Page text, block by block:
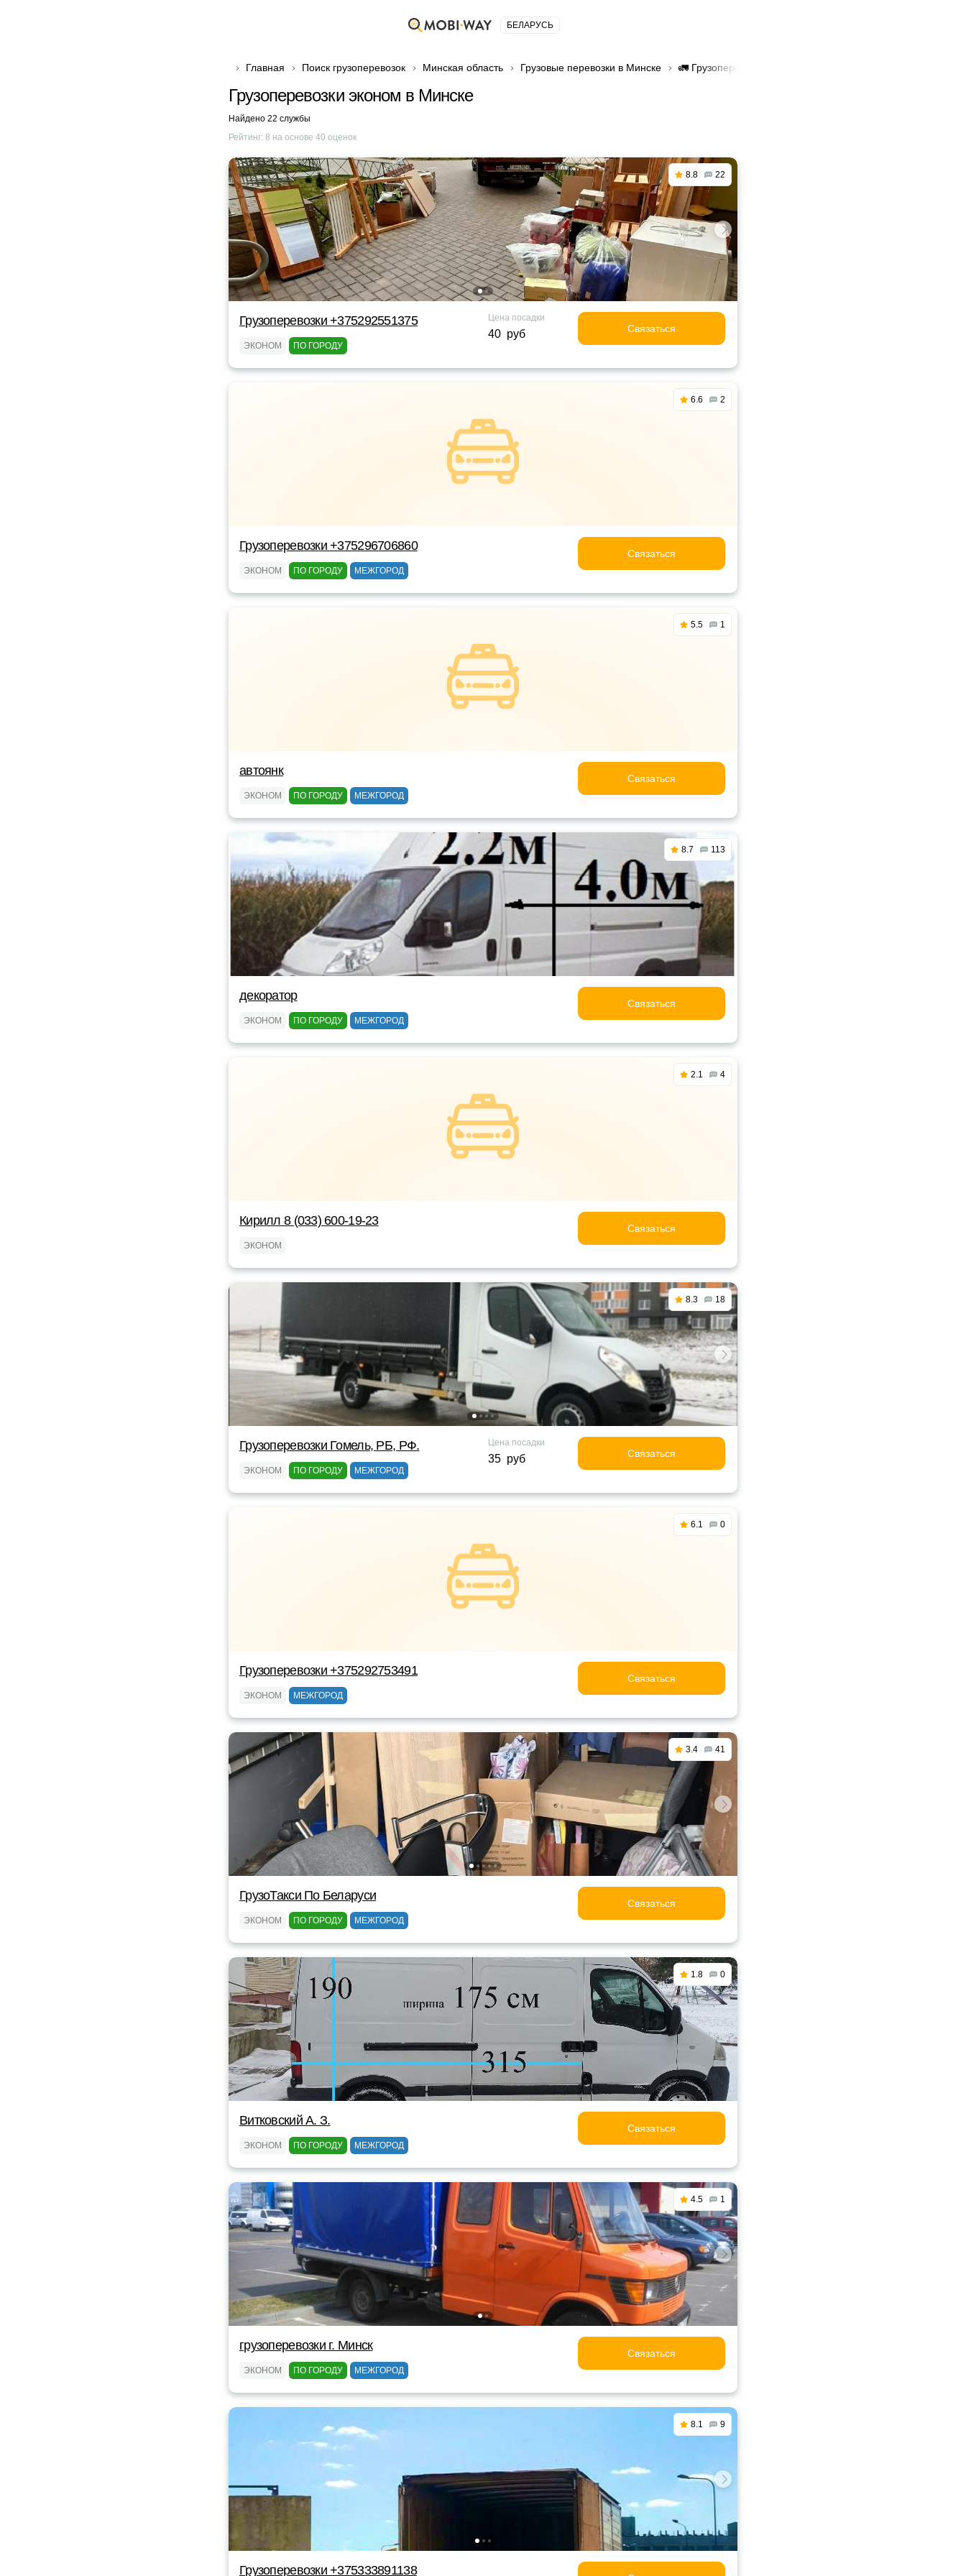
БЕЛАРУСЬ
Главная Поиск грузоперевозок Минская область Грузовые перевозки в Минске 🚛 Грузоперевозки эконом в Минске
Грузоперевозки эконом в Минске
Найдено 22 службы
Рейтинг: 8 на основе 40 оценок
8.8 22
Грузоперевозки +375292551375
ЭКОНОМ ПО ГОРОДУ
Цена посадки
40 руб Связаться
6.6 2
Грузоперевозки +375296706860
ЭКОНОМ ПО ГОРОДУ МЕЖГОРОД
Связаться
5.5 1
автоянк
ЭКОНОМ ПО ГОРОДУ МЕЖГОРОД
Связаться
8.7 113
декоратор
ЭКОНОМ ПО ГОРОДУ МЕЖГОРОД
Связаться
2.1 4
Кирилл 8 (033) 600-19-23
ЭКОНОМ
Связаться
8.3 18
Грузоперевозки Гомель, РБ, РФ.
ЭКОНОМ ПО ГОРОДУ МЕЖГОРОД
Цена посадки
35 руб Связаться
6.1 0
Грузоперевозки +375292753491
ЭКОНОМ МЕЖГОРОД
Связаться
3.4 41
ГрузоТакси По Беларуси
ЭКОНОМ ПО ГОРОДУ МЕЖГОРОД
Связаться
1.8 0
Витковский А. З.
ЭКОНОМ ПО ГОРОДУ МЕЖГОРОД
Связаться
4.5 1
грузоперевозки г. Минск
ЭКОНОМ ПО ГОРОДУ МЕЖГОРОД
Связаться
8.1 9
Грузоперевозки +375333891138